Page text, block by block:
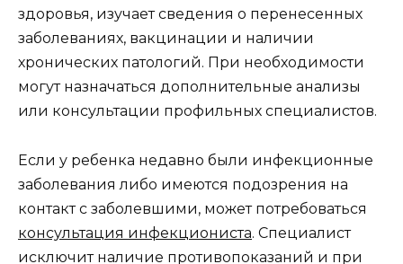
здоровья, изучает сведения о перенесенных
заболеваниях, вакцинации и наличии
хронических патологий. При необходимости
могут назначаться дополнительные анализы
или консультации профильных специалистов.
Если у ребенка недавно были инфекционные
заболевания либо имеются подозрения на
контакт с заболевшими, может потребоваться
консультация инфекциониста. Специалист
исключит наличие противопоказаний и при